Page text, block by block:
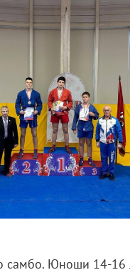
самбо. Юноши 14-16